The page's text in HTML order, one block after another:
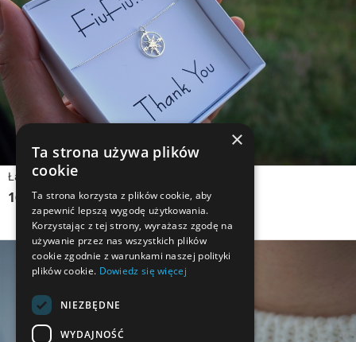
169,90 zł
×
Ta strona używa plików
cookie
Ta strona korzysta z plików cookie, aby
zapewnić lepszą wygodę użytkowania.
Korzystając z tej strony, wyrażasz zgodę na
używanie przez nas wszystkich plików
cookie zgodnie z warunkami naszej polityki
plików cookie. Dowiedz się więcej
NIEZBĘDNE
WYDAJNOŚĆ